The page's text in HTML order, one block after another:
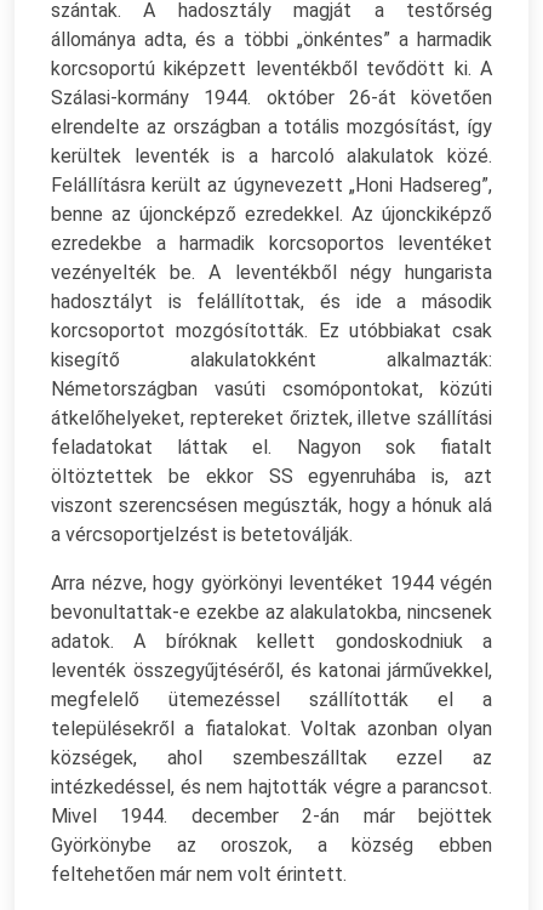
szántak. A hadosztály magját a testőrség
állománya adta, és a többi „önkéntes” a harmadik
korcsoportú kiképzett leventékből tevődött ki. A
Szálasi-kormány 1944. október 26-át követően
elrendelte az országban a totális mozgósítást, így
kerültek leventék is a harcoló alakulatok közé.
Felállításra került az úgynevezett „Honi Hadsereg”,
benne az újoncképző ezredekkel. Az újonckiképző
ezredekbe a harmadik korcsoportos leventéket
vezényelték be. A leventékből négy hungarista
hadosztályt is felállítottak, és ide a második
korcsoportot mozgósították. Ez utóbbiakat csak
kisegítő alakulatokként alkalmazták:
Németországban vasúti csomópontokat, közúti
átkelőhelyeket, reptereket őriztek, illetve szállítási
feladatokat láttak el. Nagyon sok fiatalt
öltöztettek be ekkor SS egyenruhába is, azt
viszont szerencsésen megúszták, hogy a hónuk alá
a vércsoportjelzést is betetoválják.
Arra nézve, hogy györkönyi leventéket 1944 végén
bevonultattak-e ezekbe az alakulatokba, nincsenek
adatok. A bíróknak kellett gondoskodniuk a
leventék összegyűjtéséről, és katonai járművekkel,
megfelelő ütemezéssel szállították el a
településekről a fiatalokat. Voltak azonban olyan
községek, ahol szembeszálltak ezzel az
intézkedéssel, és nem hajtották végre a parancsot.
Mivel 1944. december 2-án már bejöttek
Györkönybe az oroszok, a község ebben
feltehetően már nem volt érintett.